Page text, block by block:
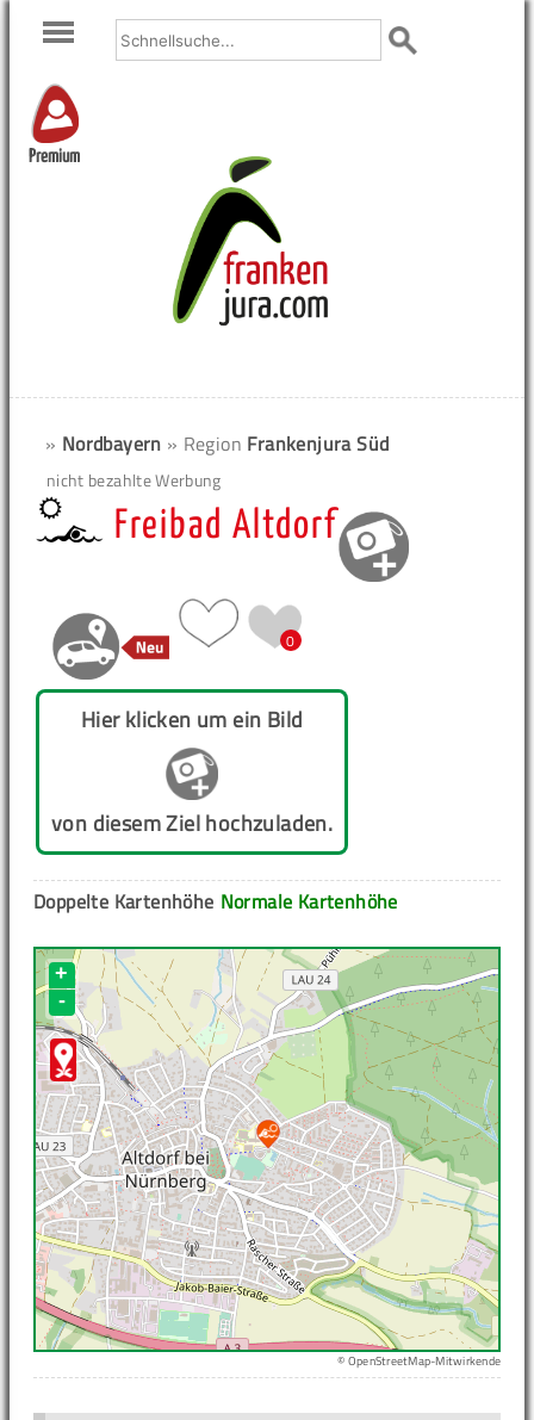
Premium
» Nordbayern » Region Frankenjura Süd
nicht bezahlte Werbung
Freibad Altdorf
0
Hier klicken um ein Bild
von diesem Ziel hochzuladen.
Normale Kartenhöhe
Doppelte Kartenhöhe
+
-
© OpenStreetMap-Mitwirkende